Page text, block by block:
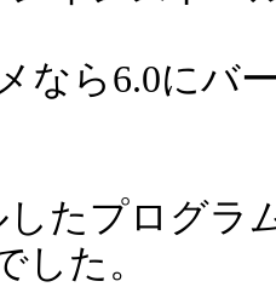
なら6.0にバ
たプログラ
した。